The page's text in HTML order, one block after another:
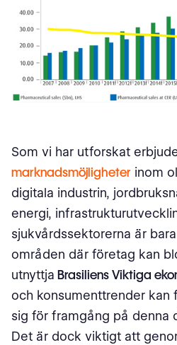
Som vi har utforskat
marknadsmöjligheter inom
digitala industrin,
energi,
sjukvårdssektorerna är
områden där företag kan
utnyttja Brasiliens Viktiga
och konsumenttrender kan
sig för framgång på denna
Det är dock viktigt att